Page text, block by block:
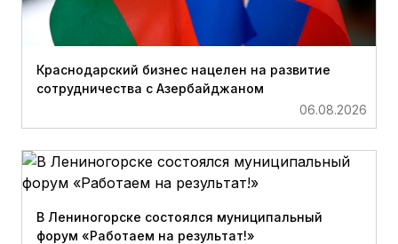
Краснодарский бизнес нацелен на развитие
сотрудничества с Азербайджаном
06.08.2026
В Лениногорске состоялся муниципальный
форум «Работаем на результат!»